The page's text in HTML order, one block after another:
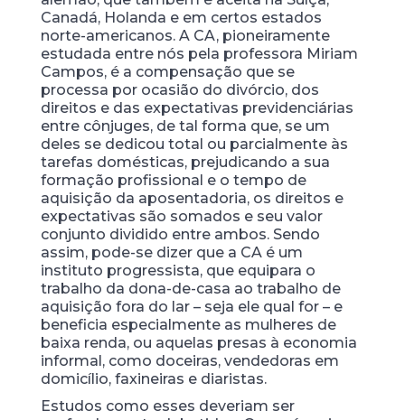
Canadá, Holanda e em certos estados
norte-americanos. A CA, pioneiramente
estudada entre nós pela professora Miriam
Campos, é a compensação que se
processa por ocasião do divórcio, dos
direitos e das expectativas previdenciárias
entre cônjuges, de tal forma que, se um
deles se dedicou total ou parcialmente às
tarefas domésticas, prejudicando a sua
formação profissional e o tempo de
aquisição da aposentadoria, os direitos e
expectativas são somados e seu valor
conjunto dividido entre ambos. Sendo
assim, pode-se dizer que a CA é um
instituto progressista, que equipara o
trabalho da dona-de-casa ao trabalho de
aquisição fora do lar – seja ele qual for – e
beneficia especialmente as mulheres de
baixa renda, ou aquelas presas à economia
informal, como doceiras, vendedoras em
domicílio, faxineiras e diaristas.
Estudos como esses deveriam ser